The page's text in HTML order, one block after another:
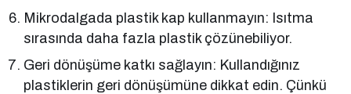
Mikrodalgada plastik kap kullanmayın: Isıtma
sırasında daha fazla plastik çözünebiliyor.
Geri dönüşüme katkı sağlayın: Kullandığınız
plastiklerin geri dönüşümüne dikkat edin. Çünkü